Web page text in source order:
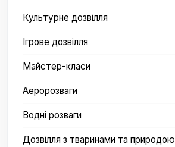
Культурне дозвілля
Ігрове дозвілля
Майстер-класи
Аеророзваги
Водні розваги
Дозвілля з тваринами та природою